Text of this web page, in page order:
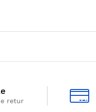
retur